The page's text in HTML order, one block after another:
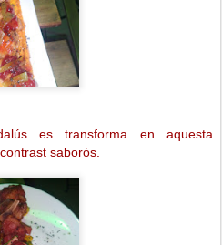
es transforma en aquesta
saborós.